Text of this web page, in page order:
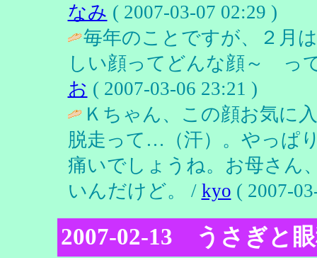
なみ ( 2007-03-07 02:29 )
毎年のことですが、２月
しい顔ってどんな顔～ っ
お ( 2007-03-06 23:21 )
Ｋちゃん、この顔お気に
脱走って…（汗）。やっぱ
痛いでしょうね。お母さん
いんだけど。 / kyo ( 2007-
2007-02-13 うさぎと